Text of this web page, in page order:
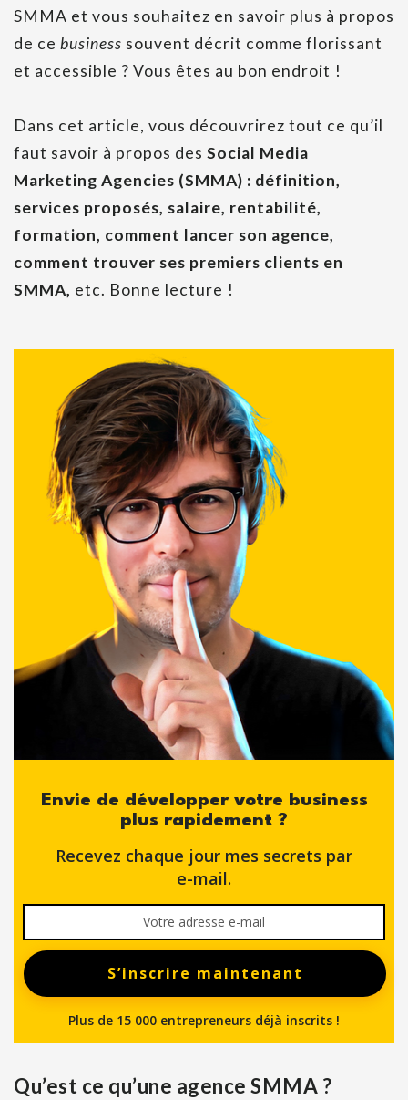
SMMA et vous souhaitez en savoir plus à propos
de ce business souvent décrit comme florissant
et accessible ? Vous êtes au bon endroit !
Dans cet article, vous découvrirez tout ce qu’il
faut savoir à propos des Social Media
Marketing Agencies (SMMA) : définition,
services proposés, salaire, rentabilité,
formation, comment lancer son agence,
comment trouver ses premiers clients en
SMMA, etc. Bonne lecture !
Envie de développer votre business
plus rapidement ?
Recevez chaque jour mes secrets par
e-mail.
S’inscrire maintenant
Plus de 15 000 entrepreneurs déjà inscrits !
Qu’est ce qu’une agence SMMA ?